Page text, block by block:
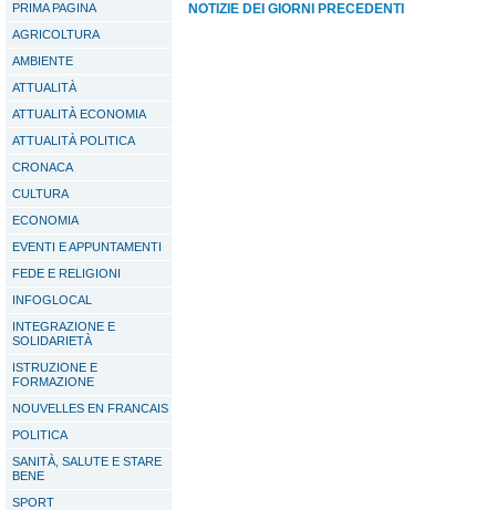
PRIMA PAGINA
AGRICOLTURA
AMBIENTE
ATTUALITÀ
ATTUALITÀ ECONOMIA
ATTUALITÀ POLITICA
CRONACA
CULTURA
ECONOMIA
EVENTI E APPUNTAMENTI
FEDE E RELIGIONI
INFOGLOCAL
INTEGRAZIONE E
SOLIDARIETÀ
ISTRUZIONE E
FORMAZIONE
NOUVELLES EN FRANCAIS
POLITICA
SANITÀ, SALUTE E STARE
BENE
SPORT
NOTIZIE DEI GIORNI PRECEDENTI